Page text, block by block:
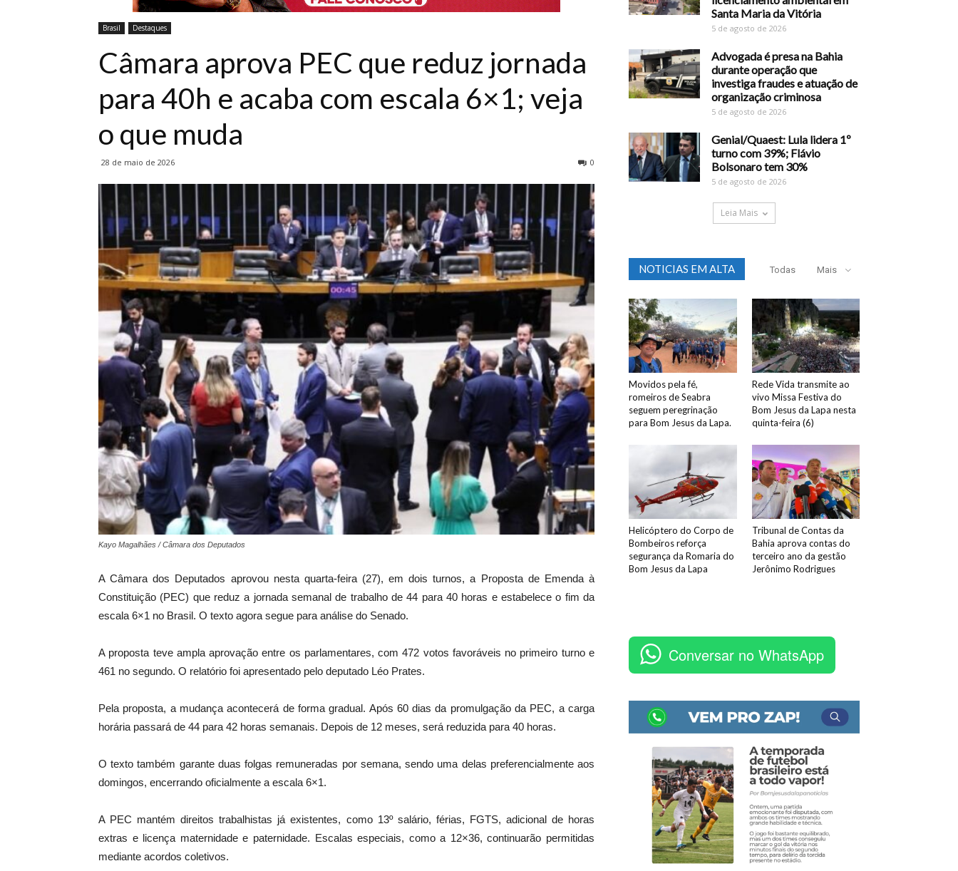
Brasil Destaques
Câmara aprova PEC que reduz jornada
para 40h e acaba com escala 6×1; veja
o que muda
28 de maio de 2026 0
Kayo Magalhães / Câmara dos Deputados
A Câmara dos Deputados aprovou nesta quarta-feira (27), em dois turnos, a Proposta de Emenda à
Constituição (PEC) que reduz a jornada semanal de trabalho de 44 para 40 horas e estabelece o fim da
escala 6×1 no Brasil. O texto agora segue para análise do Senado.
A proposta teve ampla aprovação entre os parlamentares, com 472 votos favoráveis no primeiro turno e
461 no segundo. O relatório foi apresentado pelo deputado Léo Prates.
Pela proposta, a mudança acontecerá de forma gradual. Após 60 dias da promulgação da PEC, a carga
horária passará de 44 para 42 horas semanais. Depois de 12 meses, será reduzida para 40 horas.
O texto também garante duas folgas remuneradas por semana, sendo uma delas preferencialmente aos
domingos, encerrando oficialmente a escala 6×1.
A PEC mantém direitos trabalhistas já existentes, como 13º salário, férias, FGTS, adicional de horas
extras e licença maternidade e paternidade. Escalas especiais, como a 12×36, continuarão permitidas
mediante acordos coletivos.
Santa Maria da Vitória
5 de agosto de 2026
Advogada é presa na Bahia
durante operação que
investiga fraudes e atuação de
organização criminosa
5 de agosto de 2026
Genial/Quaest: Lula lidera 1º
turno com 39%; Flávio
Bolsonaro tem 30%
5 de agosto de 2026
Leia Mais
NOTICIAS EM ALTA Todas Mais
Movidos pela fé,
romeiros de Seabra
seguem peregrinação
para Bom Jesus da Lapa.
Rede Vida transmite ao
vivo Missa Festiva do
Bom Jesus da Lapa nesta
quinta-feira (6)
Helicóptero do Corpo de
Bombeiros reforça
segurança da Romaria do
Bom Jesus da Lapa
Tribunal de Contas da
Bahia aprova contas do
terceiro ano da gestão
Jerônimo Rodrigues
Conversar no WhatsApp